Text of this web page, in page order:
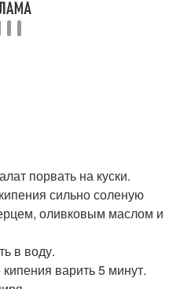
порвать на куски.
сильно соленую
оливковым маслом и
в воду.
варить 5 минут.